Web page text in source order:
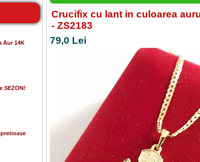
Aur 14K
SEZON!
Crucifix cu lant in culoarea
- ZS2183
79,0 Lei